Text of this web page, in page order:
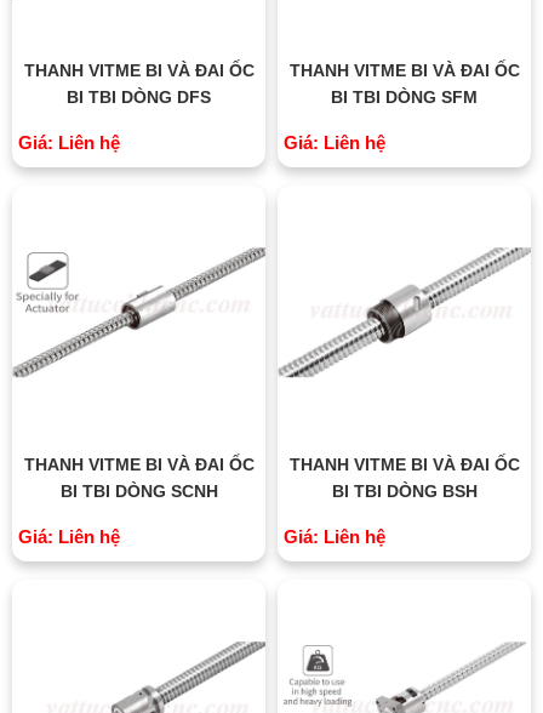
THANH VITME BI VÀ ĐAI ỐC
BI TBI DÒNG DFS
Giá: Liên hệ
THANH VITME BI VÀ ĐAI ỐC
BI TBI DÒNG SFM
Giá: Liên hệ
THANH VITME BI VÀ ĐAI ỐC
BI TBI DÒNG SCNH
Giá: Liên hệ
THANH VITME BI VÀ ĐAI ỐC
BI TBI DÒNG BSH
Giá: Liên hệ